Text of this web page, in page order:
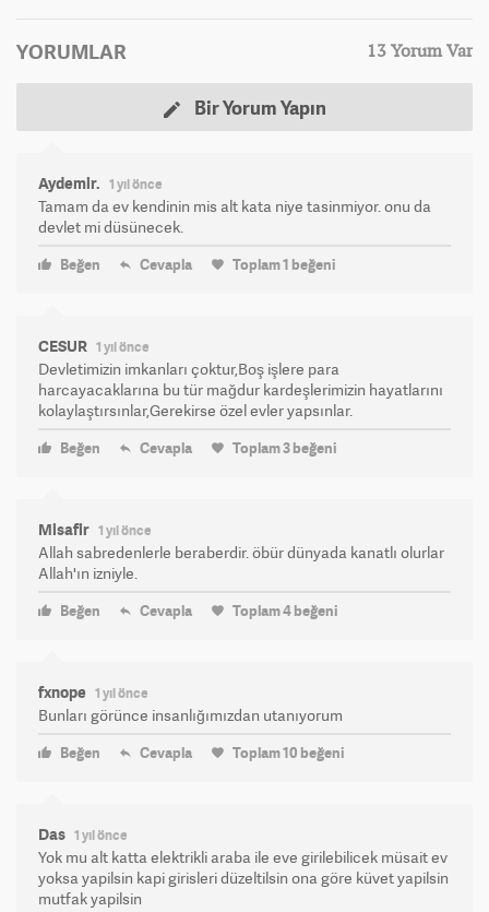
YORUMLAR 13 Yorum Var
Bir Yorum Yapın
Aydemir. 1 yıl önce
Tamam da ev kendinin mis alt kata niye tasinmiyor. onu da
devlet mi düsünecek.
Beğen Cevapla Toplam1 beğeni
CESUR 1 yıl önce
Devletimizin imkanları çoktur,Boş işlere para
harcayacaklarına bu tür mağdur kardeşlerimizin hayatlarını
kolaylaştırsınlar,Gerekirse özel evler yapsınlar.
Beğen Cevapla Toplam3beğeni
Misafir 1 yıl önce
Allah sabredenlerle beraberdir. öbür dünyada kanatlı olurlar
Allah'ın izniyle.
Beğen Cevapla Toplam4beğeni
fxnope 1 yıl önce
Bunları görünce insanlığımızdan utanıyorum
Beğen Cevapla Toplam10 beğeni
Das 1 yıl önce
Yok mu alt katta elektrikli araba ile eve girilebilicek müsait ev
yoksa yapilsin kapi girisleri düzeltilsin ona göre küvet yapilsin
mutfak yapilsin